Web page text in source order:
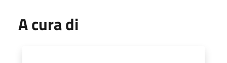
A cura di